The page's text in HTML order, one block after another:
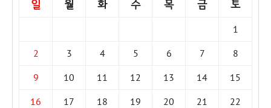
일 월 화 수 목 금 토
1
2
3 4 5 6 7
8
9
10 11 12 13 14
15
16
17 18 19 20 21
22